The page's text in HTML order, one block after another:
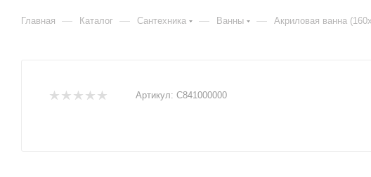
Главная — Каталог — Сантехника — Ванны — Акриловая ванна
Артикул: C841000000